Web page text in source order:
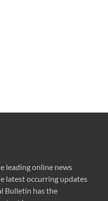
leading online news
latest occurring updates
Bulletin has the